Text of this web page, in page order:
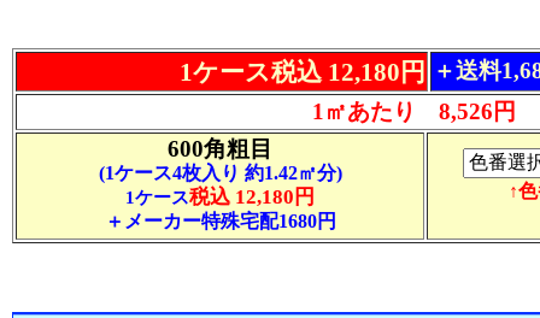
1ケース税込 12,180円
＋送料
1㎡あたり 8,526円
600角粗目
(1ケース4枚入り 約1.42㎡分)
1ケース税込 12,180円
＋メーカー特殊宅配1680円
↑